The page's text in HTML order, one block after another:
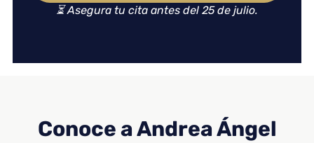
⏳ Asegura tu cita antes del 25 de julio.
Conoce a Andrea Ángel